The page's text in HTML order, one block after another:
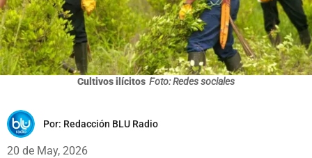
Cultivos ilícitos Foto: Redes sociales
Por: Redacción BLU Radio
20 de May, 2026